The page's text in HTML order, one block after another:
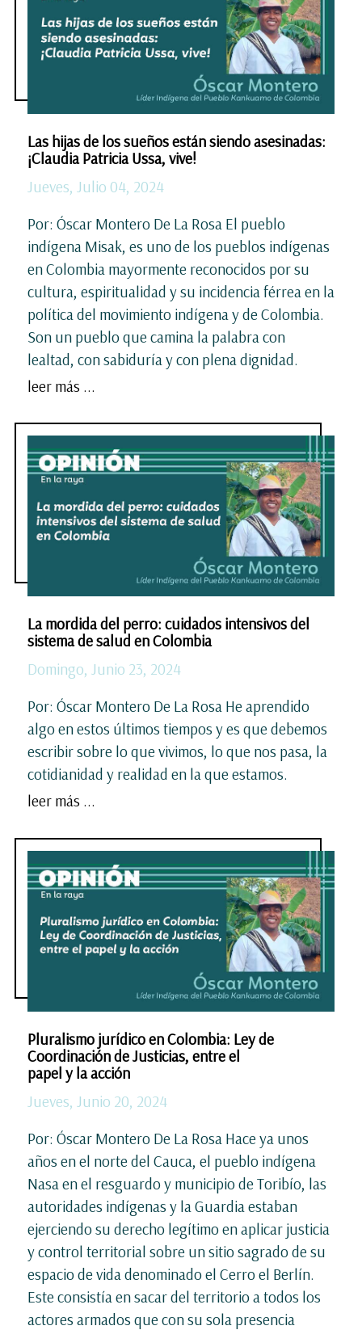
Las hijas de los sueños están siendo asesinadas:
¡Claudia Patricia Ussa, vive!
Jueves, Julio 04, 2024
Por: Óscar Montero De La Rosa El pueblo
indígena Misak, es uno de los pueblos indígenas
en Colombia mayormente reconocidos por su
cultura, espiritualidad y su incidencia férrea en la
política del movimiento indígena y de Colombia.
Son un pueblo que camina la palabra con
lealtad, con sabiduría y con plena dignidad.
leer más ...
La mordida del perro: cuidados intensivos del
sistema de salud en Colombia
Domingo, Junio 23, 2024
Por: Óscar Montero De La Rosa He aprendido
algo en estos últimos tiempos y es que debemos
escribir sobre lo que vivimos, lo que nos pasa, la
cotidianidad y realidad en la que estamos.
leer más ...
Pluralismo jurídico en Colombia: Ley de
Coordinación de Justicias, entre el
papel y la acción
Jueves, Junio 20, 2024
Por: Óscar Montero De La Rosa Hace ya unos
años en el norte del Cauca, el pueblo indígena
Nasa en el resguardo y municipio de Toribío, las
autoridades indígenas y la Guardia estaban
ejerciendo su derecho legítimo en aplicar justicia
y control territorial sobre un sitio sagrado de su
espacio de vida denominado el Cerro el Berlín.
Este consistía en sacar del territorio a todos los
actores armados que con su sola presencia